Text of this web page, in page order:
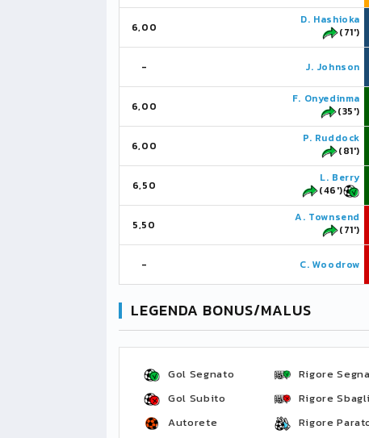
6,00
D. Hashioka
(71')
- J. Johnson
6,00
F. Onyedinma
(35')
6,00
P. Ruddock
(81')
6,50
L. Berry
(46')
5,50
A. Townsend
(71')
- C. Woodrow
LEGENDA BONUS/MALUS
Gol Segnato
Gol Subito
Autorete
Rigore
Rigore
Rigore